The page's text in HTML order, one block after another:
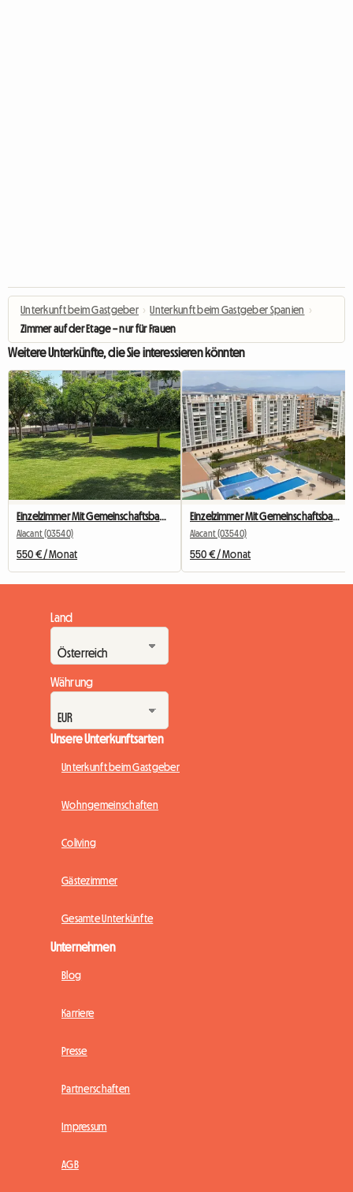
Unterkunft beim Gastgeber › Unterkunft beim Gastgeber Spanien ›
Zimmer auf der Etage – nur für Frauen
Weitere Unterkünfte, die Sie interessieren könnten
Alacant (03540)
550 € / Monat
Alacant (03540)
550 € / Monat
Land
Währung
Unsere Unterkunftsarten
Unterkunft beim Gastgeber
Wohngemeinschaften
Coliving
Gästezimmer
Gesamte Unterkünfte
Unternehmen
Blog
Karriere
Presse
Partnerschaften
Impressum
AGB